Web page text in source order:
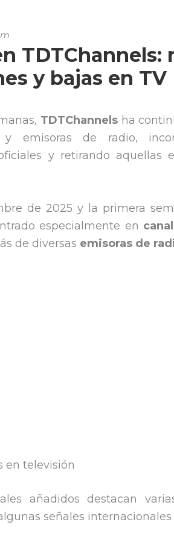
TDTChannels:
y bajas en TV
TDTChannelsha
emisoras de radio,
y retirando aquellas
de 2025 y la primera
especialmente en
de diversas emisoras de
en televisión
añadidos destacan
señales internacionales